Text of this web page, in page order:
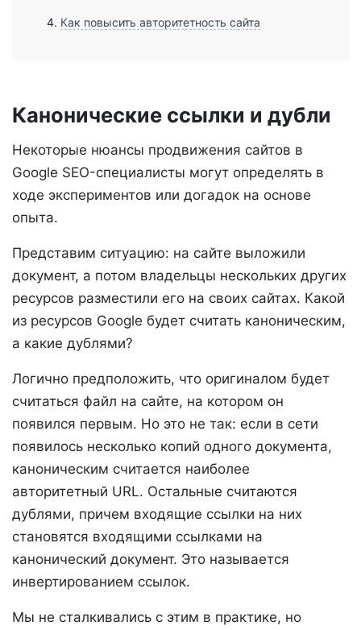
Как повысить авторитетность сайта
Канонические ссылки и дубли
Некоторые нюансы продвижения сайтов в
Google SEO-специалисты могут определять в
ходе экспериментов или догадок на основе
опыта.
Представим ситуацию: на сайте выложили
документ, а потом владельцы нескольких других
ресурсов разместили его на своих сайтах. Какой
из ресурсов Google будет считать каноническим,
а какие дублями?
Логично предположить, что оригиналом будет
считаться файл на сайте, на котором он
появился первым. Но это не так: если в сети
появилось несколько копий одного документа,
каноническим считается наиболее
авторитетный URL. Остальные считаются
дублями, причем входящие ссылки на них
становятся входящими ссылками на
канонический документ. Это называется
инвертированием ссылок.
Мы не сталкивались с этим в практике, но